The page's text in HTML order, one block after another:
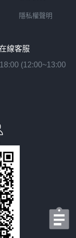
隱私權聲明
線客服
(12:00~13:00